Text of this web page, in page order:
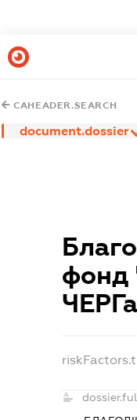
CAHEADER.SEARCH
document.dossier
фонд